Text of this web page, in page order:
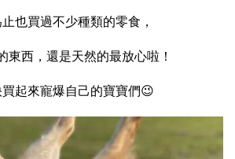
也買過不少種類的零食，
東西，還是天然的最放心啦！
起來寵爆自己的寶寶們😉